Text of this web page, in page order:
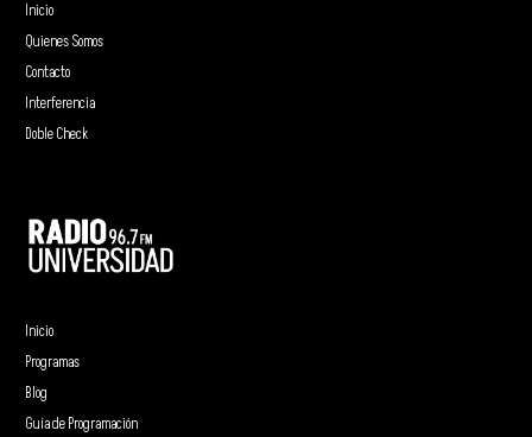
Inicio
Quienes Somos
Contacto
Interferencia
Doble Check
Inicio
Programas
Blog
Guía de Programación